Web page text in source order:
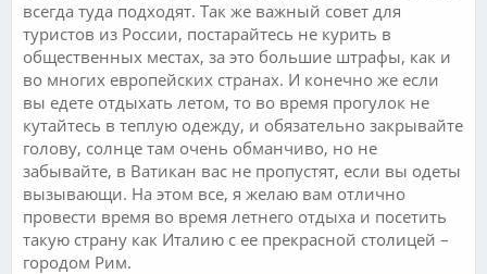
всегда туда подходят. Так же важный совет для
туристов из России, постарайтесь не курить в
общественных местах, за это большие штрафы, как и
во многих европейских странах. И конечно же если
вы едете отдыхать летом, то во время прогулок не
кутайтесь в теплую одежду, и обязательно закрывайте
голову, солнце там очень обманчиво, но не
забывайте, в Ватикан вас не пропустят, если вы одеты
вызывающи. На этом все, я желаю вам отлично
провести время во время летнего отдыха и посетить
такую страну как Италию с ее прекрасной столицей –
городом Рим.